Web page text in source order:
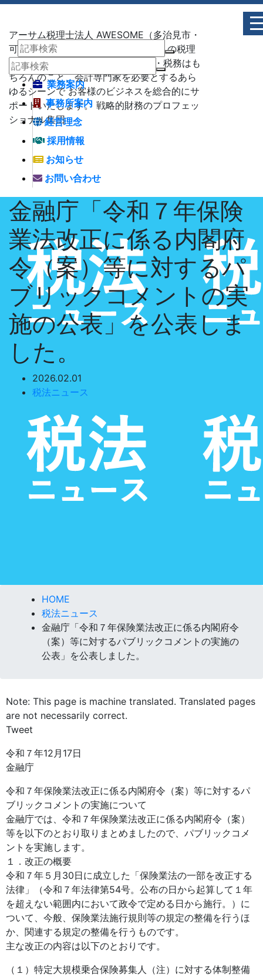
アーサム税理士法人 AWESOME（多治見市・
可児市・瑞浪市・土岐市） -地域No1 の税理
士法人 アーサム税理士法人 – 会計・税務はも
ちろんのこと、会計専門家を必要とするあら
ゆるシーンで お客様のビジネスを総合的にサ
ポートいたします。 戦略的財務のプロフェッ
ショナル集団
業務案内
事務所案内
経営理念
採用情報
お知らせ
お問い合わせ
金融庁「令和７年保険
業法改正に係る内閣府
令（案）等に対するパ
ブリックコメントの実
施の公表」を公表しま
した。
2026.02.01
税法ニュース
HOME
税法ニュース
金融庁「令和７年保険業法改正に係る内閣府令
（案）等に対するパブリックコメントの実施の
公表」を公表しました。
Note: This page is machine translated. Translated pages
are not necessarily correct.
Tweet
令和７年12月17日
金融庁
令和７年保険業法改正に係る内閣府令（案）等に対するパ
ブリックコメントの実施について
金融庁では、令和７年保険業法改正に係る内閣府令（案）
等を以下のとおり取りまとめましたので、パブリックコメ
ントを実施します。
１．改正の概要
令和７年５月30日に成立した「保険業法の一部を改正する
法律」（令和７年法律第54号。公布の日から起算して１年
を超えない範囲内において政令で定める日から施行。）に
ついて、今般、保険業法施行規則等の規定の整備を行うほ
か、関連する規定の整備を行うものです。
主な改正の内容は以下のとおりです。
（１）特定大規模乗合保険募集人（注）に対する体制整備